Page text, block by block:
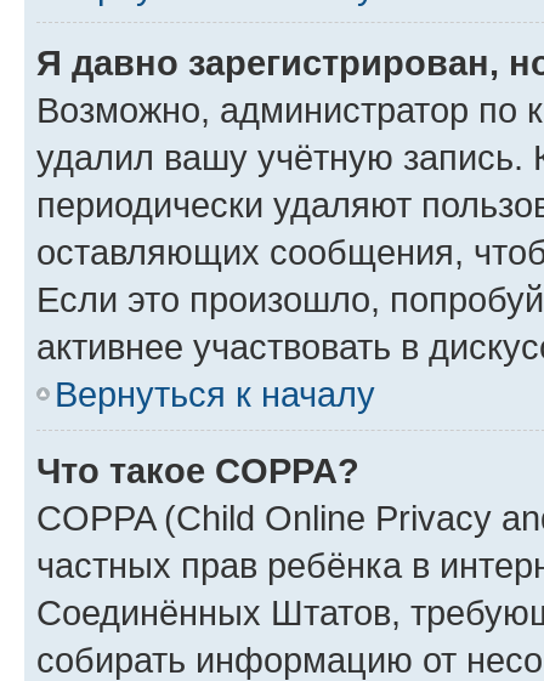
Я давно зарегистрирован,
Возможно, администратор по
удалил вашу учётную запись.
периодически удаляют
оставляющих сообщения,
Если это произошло,
активнее участвовать в
Вернуться к началу
Что такое COPPA?
COPPA (Child Online Privacy
частных прав ребёнка в
Соединённых Штатов,
собирать информацию от